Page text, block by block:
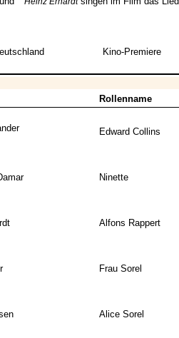
Kino-Premiere
Rollenname
Edward Collins
Ninette
Alfons Rappert
Frau Sorel
Alice Sorel